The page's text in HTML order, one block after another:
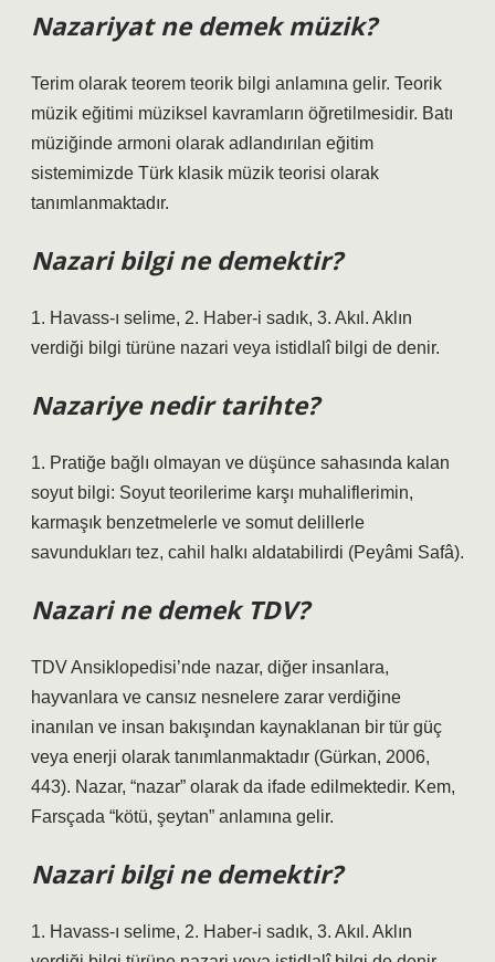
Nazariyat ne demek müzik?
Terim olarak teorem teorik bilgi anlamına gelir. Teorik
müzik eğitimi müziksel kavramların öğretilmesidir. Batı
müziğinde armoni olarak adlandırılan eğitim
sistemimizde Türk klasik müzik teorisi olarak
tanımlanmaktadır.
Nazari bilgi ne demektir?
1. Havass-ı selime, 2. Haber-i sadık, 3. Akıl. Aklın
verdiği bilgi türüne nazari veya istidlalî bilgi de denir.
Nazariye nedir tarihte?
1. Pratiğe bağlı olmayan ve düşünce sahasında kalan
soyut bilgi: Soyut teorilerime karşı muhaliflerimin,
karmaşık benzetmelerle ve somut delillerle
savundukları tez, cahil halkı aldatabilirdi (Peyâmi Safâ).
Nazari ne demek TDV?
TDV Ansiklopedisi’nde nazar, diğer insanlara,
hayvanlara ve cansız nesnelere zarar verdiğine
inanılan ve insan bakışından kaynaklanan bir tür güç
veya enerji olarak tanımlanmaktadır (Gürkan, 2006,
443). Nazar, “nazar” olarak da ifade edilmektedir. Kem,
Farsçada “kötü, şeytan” anlamına gelir.
Nazari bilgi ne demektir?
1. Havass-ı selime, 2. Haber-i sadık, 3. Akıl. Aklın